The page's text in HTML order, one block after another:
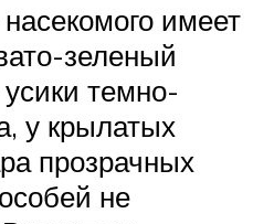
имеет
зеленый
темно-
у крылатых
прозрачных
не